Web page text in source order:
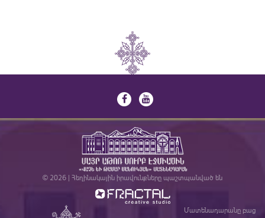
© 2026 | Հեղինակային իրավունքները պաշտպանված են
Մատենադարանը բաց